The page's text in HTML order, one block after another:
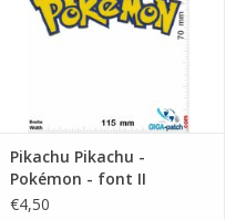
Pikachu Pikachu -
Pokémon - font II
€4,50